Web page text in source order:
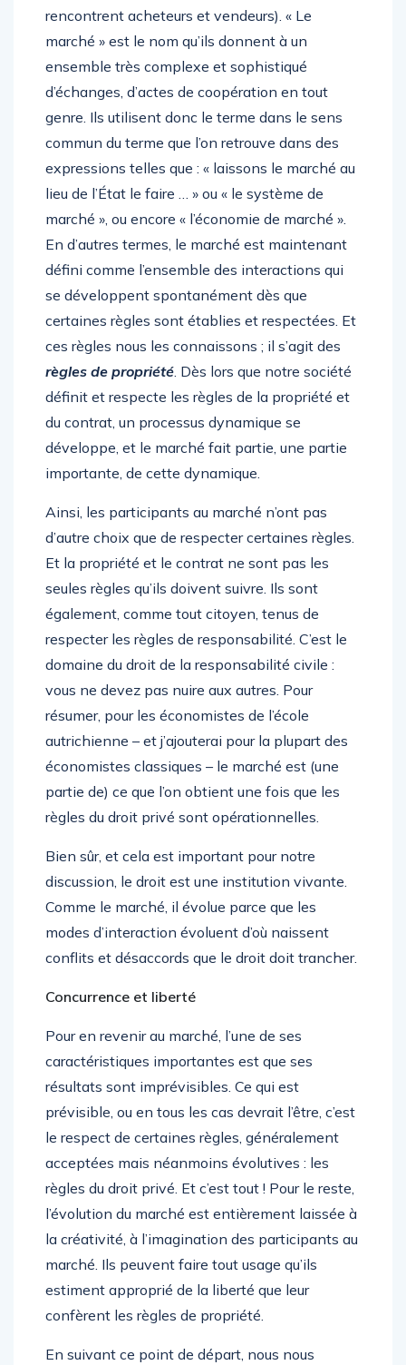
rencontrent acheteurs et vendeurs). « Le
marché » est le nom qu’ils donnent à un
ensemble très complexe et sophistiqué
d’échanges, d’actes de coopération en tout
genre. Ils utilisent donc le terme dans le sens
commun du terme que l’on retrouve dans des
expressions telles que : « laissons le marché au
lieu de l’État le faire … » ou « le système de
marché », ou encore « l’économie de marché ».
En d’autres termes, le marché est maintenant
défini comme l’ensemble des interactions qui
se développent spontanément dès que
certaines règles sont établies et respectées. Et
ces règles nous les connaissons ; il s’agit des
règles de propriété. Dès lors que notre société
définit et respecte les règles de la propriété et
du contrat, un processus dynamique se
développe, et le marché fait partie, une partie
importante, de cette dynamique.
Ainsi, les participants au marché n’ont pas
d’autre choix que de respecter certaines règles.
Et la propriété et le contrat ne sont pas les
seules règles qu’ils doivent suivre. Ils sont
également, comme tout citoyen, tenus de
respecter les règles de responsabilité. C’est le
domaine du droit de la responsabilité civile :
vous ne devez pas nuire aux autres. Pour
résumer, pour les économistes de l’école
autrichienne – et j’ajouterai pour la plupart des
économistes classiques – le marché est (une
partie de) ce que l’on obtient une fois que les
règles du droit privé sont opérationnelles.
Bien sûr, et cela est important pour notre
discussion, le droit est une institution vivante.
Comme le marché, il évolue parce que les
modes d’interaction évoluent d’où naissent
conflits et désaccords que le droit doit trancher.
Concurrence et liberté
Pour en revenir au marché, l’une de ses
caractéristiques importantes est que ses
résultats sont imprévisibles. Ce qui est
prévisible, ou en tous les cas devrait l’être, c’est
le respect de certaines règles, généralement
acceptées mais néanmoins évolutives : les
règles du droit privé. Et c’est tout ! Pour le reste,
l’évolution du marché est entièrement laissée à
la créativité, à l’imagination des participants au
marché. Ils peuvent faire tout usage qu’ils
estiment approprié de la liberté que leur
confèrent les règles de propriété.
En suivant ce point de départ, nous nous